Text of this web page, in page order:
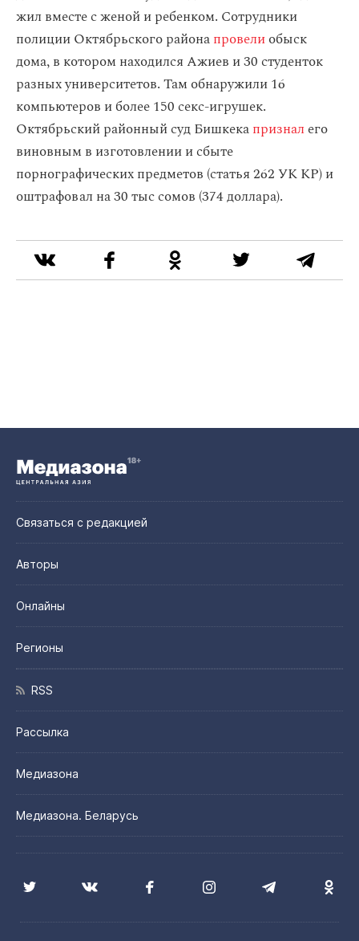
жил вместе с женой и ребенком. Сотрудники
полиции Октябрьского районапровелиобыск
дома, в котором находился Ажиев и 30 студенток
разных университетов. Там обнаружили 16
компьютеров и более 150 секс-игрушек.
Октябрьский районный суд Бишкекапризналего
виновным в изготовлении и сбыте
порнографических предметов (статья 262 УК КР) и
оштрафовал на 30 тыс сомов (374 доллара).
Связаться с редакцией
Авторы
Онлайны
Регионы
RSS
Рассылка
Медиазона
Медиазона. Беларусь